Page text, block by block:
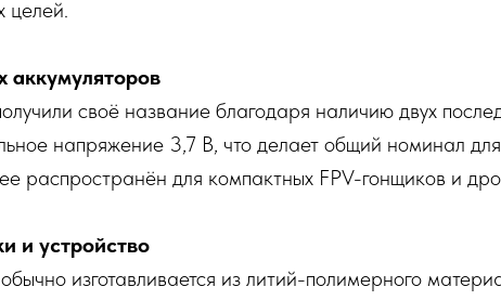
целей.
аккумуляторов
своё название благодаря наличию двух
напряжение 3,7 В, что делает общий номинал
распространён для компактных FPV-гонщиков и
и устройство
изготавливается из литий-полимерного